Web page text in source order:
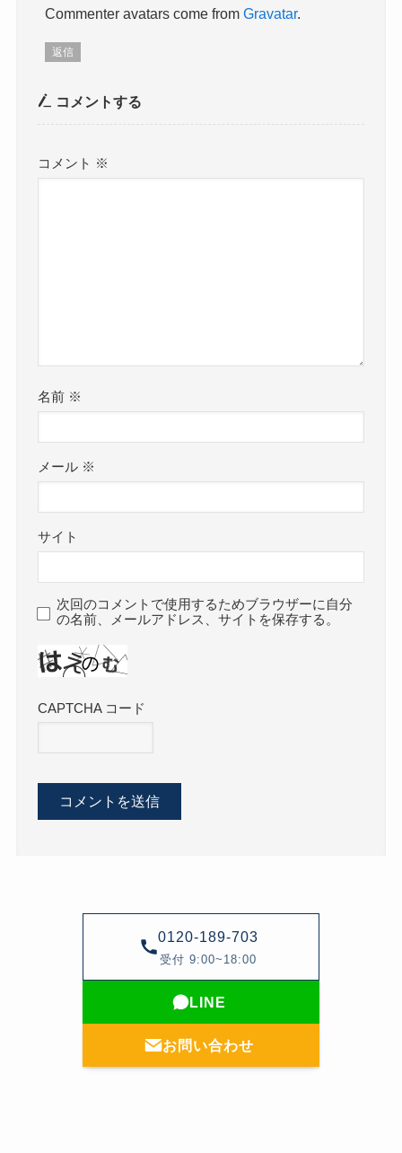
Commenter avatars come fromGravatar.
返信
コメントする
コメント ※
名前 ※
メール ※
サイト
次回のコメントで使用するためブラウザーに自分
の名前、メールアドレス、サイトを保存する。
CAPTCHA コード
0120-189-703
受付 9:00~18:00
LINE
お問い合わせ